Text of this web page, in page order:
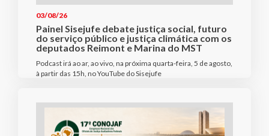
03/08/26
Painel Sisejufe debate justiça social, futuro
do serviço público e justiça climática com os
deputados Reimont e Marina do MST
Podcast irá ao ar, ao vivo, na próxima quarta-feira, 5 de agosto,
à partir das 15h, no YouTube do Sisejufe